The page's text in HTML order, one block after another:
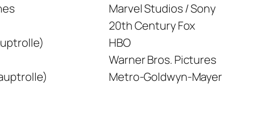
Marvel Studios / Sony
20th Century Fox
HBO
Warner Bros. Pictures
Metro-Goldwyn-Mayer